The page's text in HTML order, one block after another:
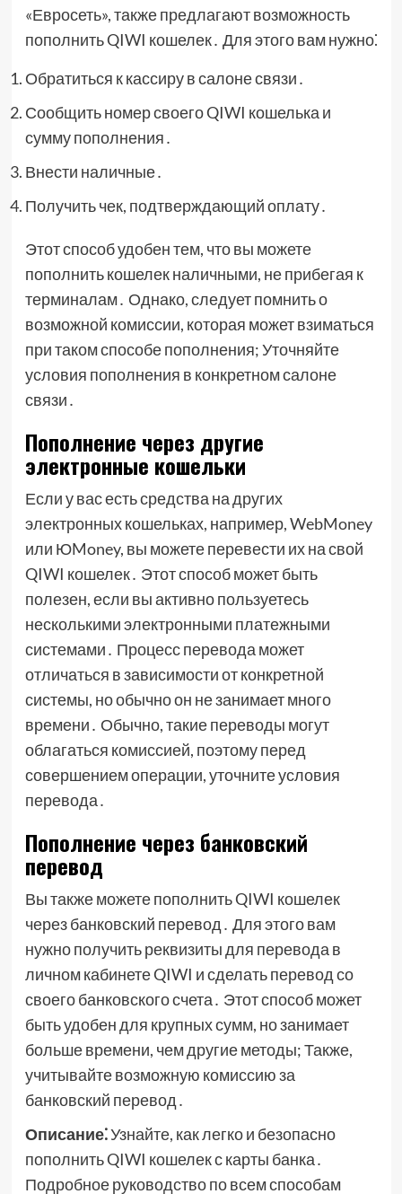
«Евросеть», также предлагают возможность
пополнить QIWI кошелек․ Для этого вам нужно⁚
Обратиться к кассиру в салоне связи․
Сообщить номер своего QIWI кошелька и
сумму пополнения․
Внести наличные․
Получить чек, подтверждающий оплату․
Этот способ удобен тем, что вы можете
пополнить кошелек наличными, не прибегая к
терминалам․ Однако, следует помнить о
возможной комиссии, которая может взиматься
при таком способе пополнения; Уточняйте
условия пополнения в конкретном салоне
связи․
Пополнение через другие
электронные кошельки
Если у вас есть средства на других
электронных кошельках, например, WebMoney
или ЮMoney, вы можете перевести их на свой
QIWI кошелек․ Этот способ может быть
полезен, если вы активно пользуетесь
несколькими электронными платежными
системами․ Процесс перевода может
отличаться в зависимости от конкретной
системы, но обычно он не занимает много
времени․ Обычно, такие переводы могут
облагаться комиссией, поэтому перед
совершением операции, уточните условия
перевода․
Пополнение через банковский
перевод
Вы также можете пополнить QIWI кошелек
через банковский перевод․ Для этого вам
нужно получить реквизиты для перевода в
личном кабинете QIWI и сделать перевод со
своего банковского счета․ Этот способ может
быть удобен для крупных сумм, но занимает
больше времени, чем другие методы; Также,
учитывайте возможную комиссию за
банковский перевод․
Описание⁚Узнайте, как легко и безопасно
пополнить QIWI кошелек с карты банка․
Подробное руководство по всем способам